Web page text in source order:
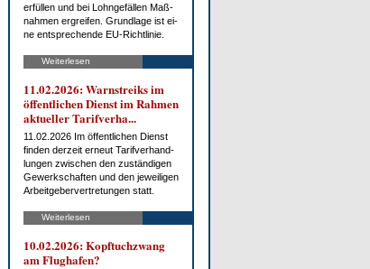
er­fül­len und bei Lohn­ge­fäl­len Maß­
nah­men er­grei­fen. Grund­la­ge ist ei­
ne ent­spre­chen­de EU-Richt­li­nie.
Weiterlesen
11.02.2026: Warn­streiks im
öf­fent­li­chen Dienst im Rah­men
ak­tu­el­ler Ta­rif­ver­ha...
11.02.2026 Im öf­fent­li­chen Dienst
fin­den der­zeit er­neut Ta­rif­ver­hand­
lun­gen zwi­schen den zu­stän­di­gen
Ge­werk­schaf­ten und den je­wei­li­gen
Ar­beit­ge­ber­ver­tre­tun­gen statt.
Weiterlesen
10.02.2026: Kopf­tuch­zwang
am Flug­ha­fen?